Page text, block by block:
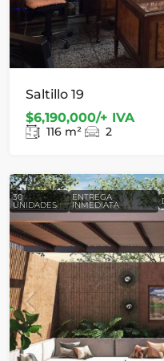
Saltillo 19
$6,190,000/+ IVA
116 m² 2
30
UNIDADES
ENTREGA
INMEDIATA